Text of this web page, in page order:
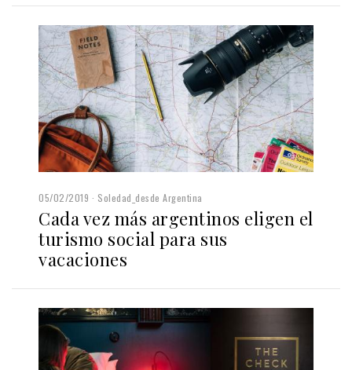
05/02/2019 Soledad_desde Argentina
Cada vez más argentinos eligen el
turismo social para sus
vacaciones